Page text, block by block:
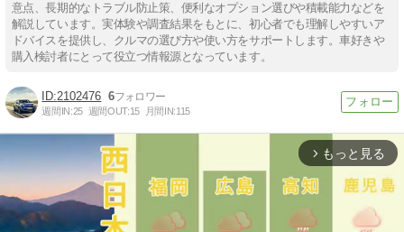
意点、長期的なトラブル防止策、便利なオプション選びや積載能力などを
解説しています。実体験や調査結果をもとに、初心者でも理解しやすいア
ドバイスを提供し、クルマの選び方や使い方をサポートします。車好きや
購入検討者にとって役立つ情報源となっています。
2102476 6
週間IN:25 週間OUT:15 月間IN:115
arrow_forward_ios もっと見る